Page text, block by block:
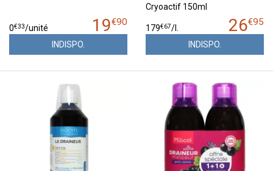
19€90
0€33/unité
INDISPO.
Cryoactif 150ml
26€95
179€67/l.
INDISPO.